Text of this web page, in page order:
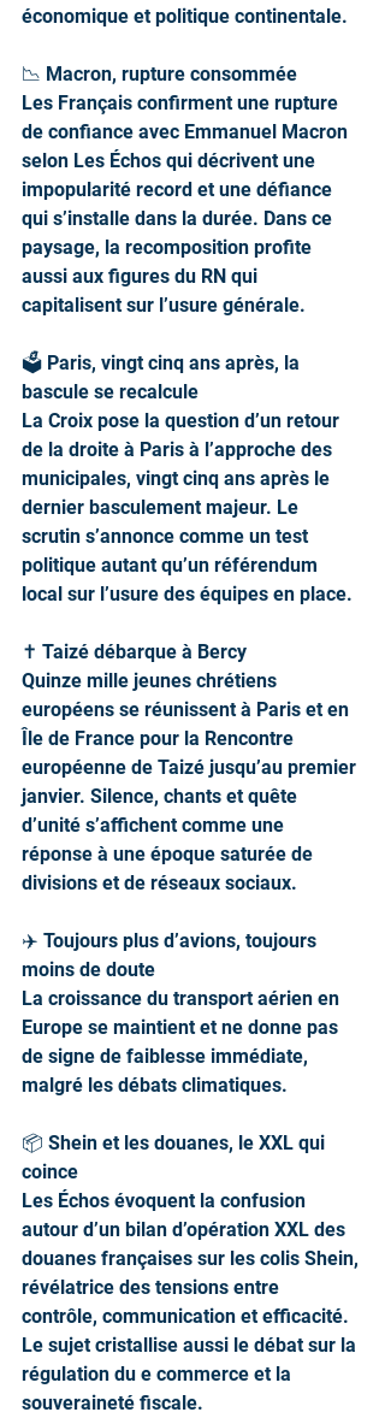
économique et politique continentale.
📉 Macron, rupture consommée
Les Français confirment une rupture
de confiance avec Emmanuel Macron
selon Les Échos qui décrivent une
impopularité record et une défiance
qui s’installe dans la durée. Dans ce
paysage, la recomposition profite
aussi aux figures du RN qui
capitalisent sur l’usure générale.
🗳️ Paris, vingt cinq ans après, la
bascule se recalcule
La Croix pose la question d’un retour
de la droite à Paris à l’approche des
municipales, vingt cinq ans après le
dernier basculement majeur. Le
scrutin s’annonce comme un test
politique autant qu’un référendum
local sur l’usure des équipes en place.
✝️ Taizé débarque à Bercy
Quinze mille jeunes chrétiens
européens se réunissent à Paris et en
Île de France pour la Rencontre
européenne de Taizé jusqu’au premier
janvier. Silence, chants et quête
d’unité s’affichent comme une
réponse à une époque saturée de
divisions et de réseaux sociaux.
✈️ Toujours plus d’avions, toujours
moins de doute
La croissance du transport aérien en
Europe se maintient et ne donne pas
de signe de faiblesse immédiate,
malgré les débats climatiques.
📦 Shein et les douanes, le XXL qui
coince
Les Échos évoquent la confusion
autour d’un bilan d’opération XXL des
douanes françaises sur les colis Shein,
révélatrice des tensions entre
contrôle, communication et efficacité.
Le sujet cristallise aussi le débat sur la
régulation du e commerce et la
souveraineté fiscale.